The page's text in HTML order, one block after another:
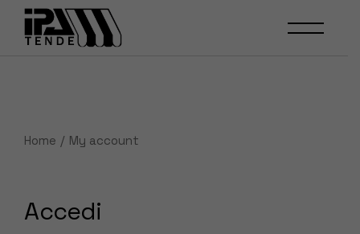
content
Home My account
Accedi